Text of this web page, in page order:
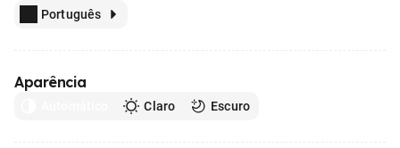
Português
Aparência
Claro Escuro